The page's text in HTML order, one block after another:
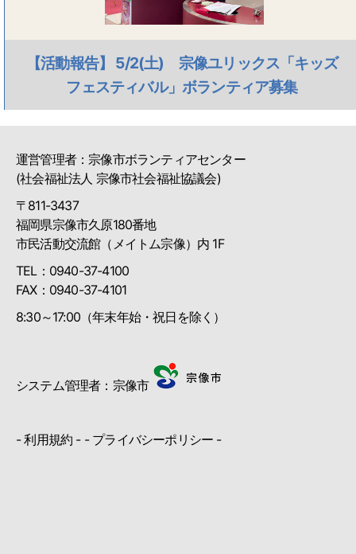
【活動報告】 5/2(土) 宗像ユリックス「キッズ
フェスティバル」ボランティア募集
運営管理者：宗像市ボランティアセンター
(社会福祉法人 宗像市社会福祉協議会)
〒811-3437
福岡県宗像市久原180番地
市民活動交流館（メイトム宗像）内 1F
TEL：0940-37-4100
FAX：0940-37-4101
8:30～17:00（年末年始・祝日を除く）
システム管理者：宗像市
-利用規約 - - プライバシーポリシー -